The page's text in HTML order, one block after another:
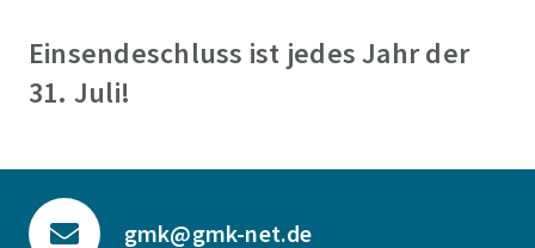
Einsendeschluss ist jedes Jahr der
31. Juli!
gmk@gmk-net.de